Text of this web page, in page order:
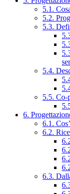
5.1.
5.2.
5.3.
5.4.
5.5. Co-
6.
6.1.
6.2.
6.3.